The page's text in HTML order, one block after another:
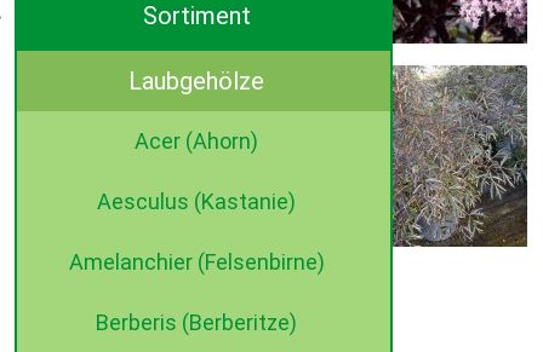
Sambucus nigra ‚Black Lace’
Verfügbare Größen:
60- 80 cm, C 5
Sortiment
Laubgehölze
Acer (Ahorn)
Aesculus (Kastanie)
Amelanchier (Felsenbirne)
Berberis (Berberitze)
©2015 dehne internet